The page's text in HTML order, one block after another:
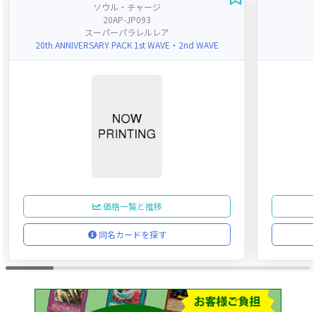
ソウル・チャージ
20AP-JP093
スーパーパラレルレア
20th ANNIVERSARY PACK 1st WAVE・2nd WAVE
価格一覧と推移
同名カードを探す